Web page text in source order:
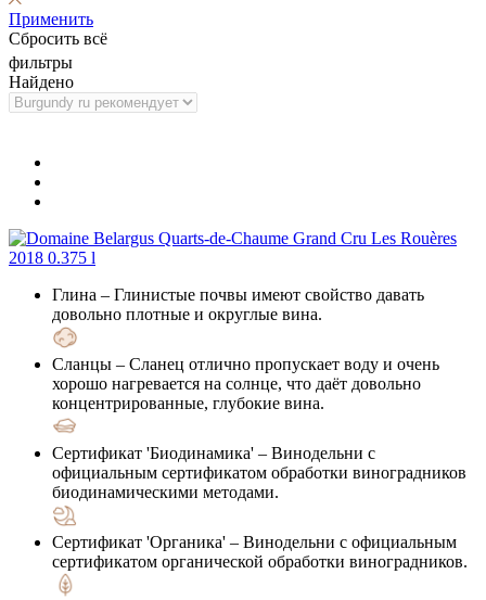
Применить
Сбросить всё
фильтры
Найдено
Глина – Глинистые почвы имеют свойство давать
довольно плотные и округлые вина.
Сланцы – Сланец отлично пропускает воду и очень
хорошо нагревается на солнце, что даёт довольно
концентрированные, глубокие вина.
Сертификат 'Биодинамика' – Винодельни с
официальным сертификатом обработки виноградников
биодинамическими методами.
Сертификат 'Органика' – Винодельни с официальным
сертификатом органической обработки виноградников.